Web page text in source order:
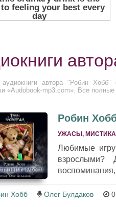
автора "Робин Хобб"
«Audobook-mp3.com». Все
Робин
УЖАСЫ, МИСТИКА
Любимые
взрослыми?
Хобб Олег Булдаков